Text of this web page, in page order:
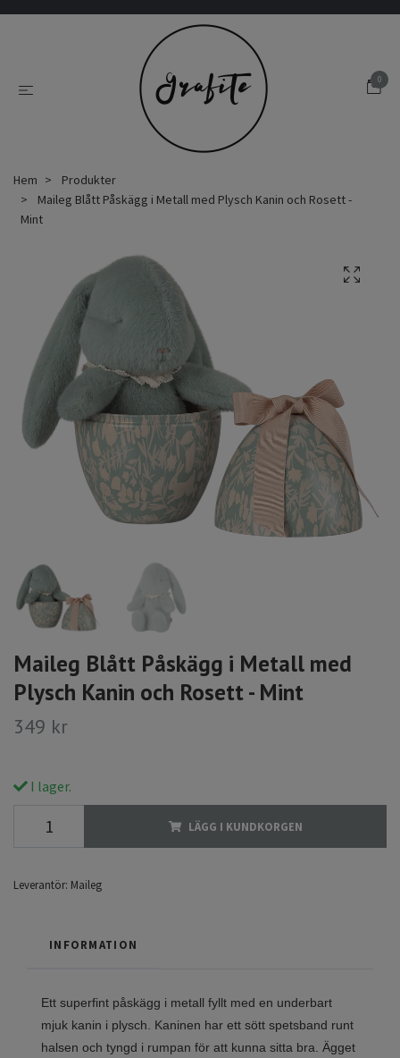
0
Hem
Produkter
Maileg Blått Påskägg i Metall med Plysch Kanin och Rosett -
Mint
Maileg Blått Påskägg i Metall med
Plysch Kanin och Rosett - Mint
349 kr
I lager.
LÄGG I KUNDKORGEN
Leverantör: Maileg
INFORMATION
Ett superfint påskägg i metall fyllt med en underbart
mjuk kanin i plysch. Kaninen har ett sött spetsband runt
halsen och tyngd i rumpan för att kunna sitta bra. Ägget